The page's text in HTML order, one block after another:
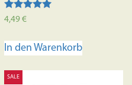
Bewertet
mit
von 5
4,49€
In den Warenkorb
SALE